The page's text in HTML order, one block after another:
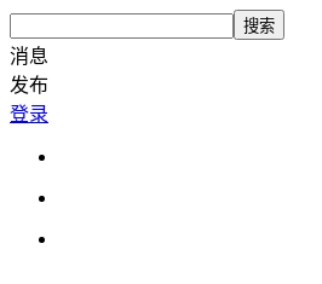
搜索
消息
发布
登录